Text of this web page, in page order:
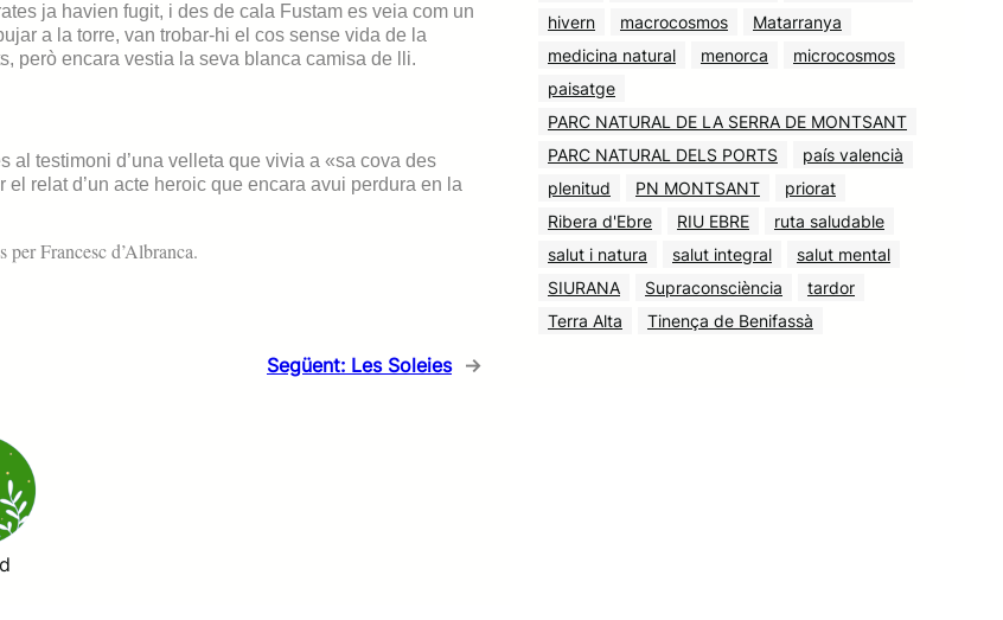
ja havien fugit, i des de cala Fustam es veia com un
a la torre, van trobar-hi el cos sense vida de la
però encara vestia la seva blanca camisa de lli.
al testimoni d’una velleta que vivia a «sa cova des
relat d’un acte heroic que encara avui perdura en la
Francesc d’Albranca.
Següent: Les Soleies →
hivern
macrocosmos
Matarranya
medicina natural
menorca
microcosmos
paisatge
PARC NATURAL DE LA SERRA DE MONTSANT
PARC NATURAL DELS PORTS
país valencià
plenitud
PN MONTSANT
priorat
Ribera d'Ebre
RIU EBRE
ruta saludable
salut i natura
salut integral
salut mental
SIURANA
Supraconsciència
tardor
Terra Alta
Tinença de Benifassà